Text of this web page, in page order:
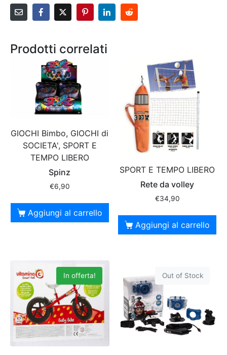
Prodotti correlati
GIOCHI Bimbo, GIOCHI di
SOCIETA', SPORT E
TEMPO LIBERO
Spinz
€6,90
Aggiungi al carrello
SPORT E TEMPO LIBERO
Rete da volley
€34,90
Aggiungi al carrello
In offerta! Out of Stock